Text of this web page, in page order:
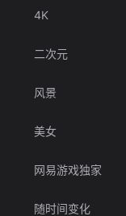
4K
二次元
风景
美女
网易游戏独家
随时间变化